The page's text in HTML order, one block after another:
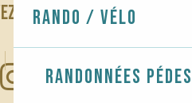
Rando / Vélo
Randonnées
NOUS